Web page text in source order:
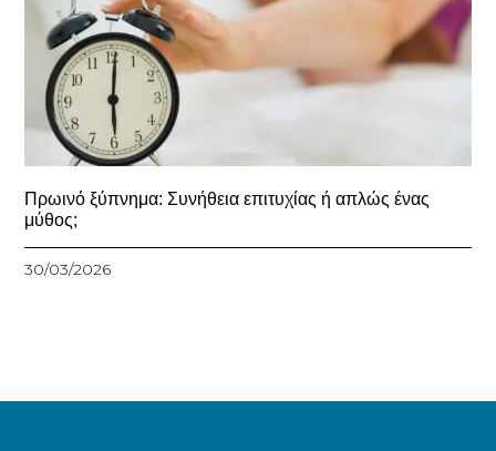
Πρωινό ξύπνημα: Συνήθεια επιτυχίας ή απλώς ένας
μύθος;
30/03/2026